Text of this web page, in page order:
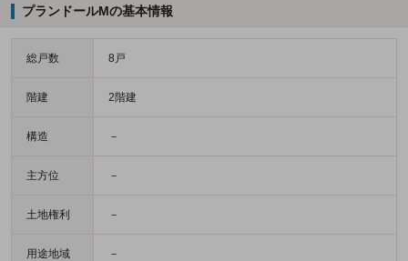
プランドールMの基本情報
総戸数 8戸
階建 2階建
構造 －
主方位 －
土地権利 －
用途地域 －